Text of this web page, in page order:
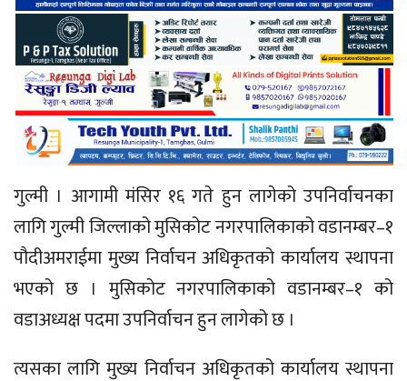
गुल्मी । आगामी मंसिर १६ गते हुन लागेको उपनिर्वाचनका
लागि गुल्मी जिल्लाको मुसिकोट नगरपालिकाको वडानम्बर–१
पौदीअमराईमा मुख्य निर्वाचन अधिकृतको कार्यालय स्थापना
भएको छ । मुसिकोट नगरपालिकाको वडानम्बर–१ को
वडाअध्यक्ष पदमा उपनिर्वाचन हुन लागेको छ ।
त्यसका लागि मुख्य निर्वाचन अधिकृतको कार्यालय स्थापना